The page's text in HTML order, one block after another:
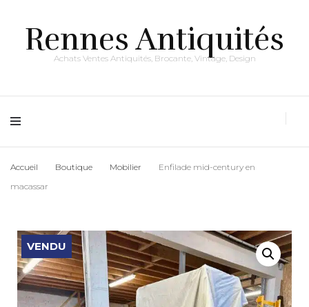
Rennes Antiquités
Achats Ventes Antiquités, Brocante, Vintage, Design
Accueil Boutique Mobilier
Enfilade mid-century en
macassar
VENDU